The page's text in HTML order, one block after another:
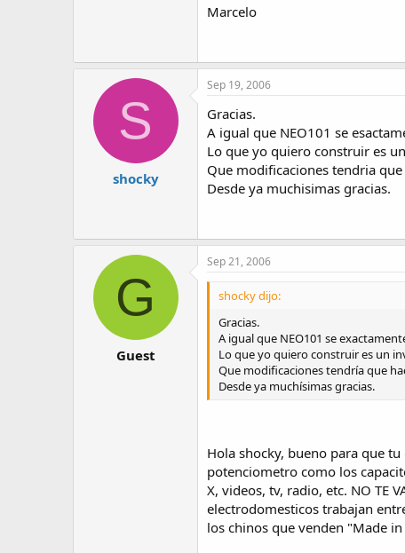
Marcelo
S
shocky
Sep 19, 2006
Gracias.
A igual que NEO101 se
Lo que yo quiero construir es
Que modificaciones tendria
Desde ya muchisimas gracias.
G
Guest
Sep 21, 2006
shocky dijo:
Gracias.
A igual que NEO101 se
Lo que yo quiero construir es un
Que modificaciones tendría que
Desde ya muchísimas gracias.
Hola shocky, bueno para que
potenciometro como los
X, videos, tv, radio, etc. NO TE
electrodomesticos trabajan
los chinos que venden "Made in